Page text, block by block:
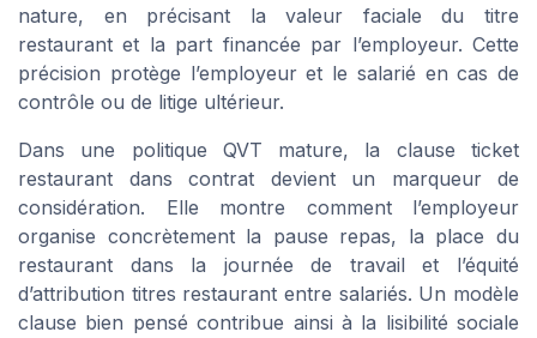
nature, en précisant la valeur faciale du titre
restaurant et la part financée par l’employeur. Cette
précision protège l’employeur et le salarié en cas de
contrôle ou de litige ultérieur.
Dans une politique QVT mature, la clause ticket
restaurant dans contrat devient un marqueur de
considération. Elle montre comment l’employeur
organise concrètement la pause repas, la place du
restaurant dans la journée de travail et l’équité
d’attribution titres restaurant entre salariés. Un modèle
clause bien pensé contribue ainsi à la lisibilité sociale